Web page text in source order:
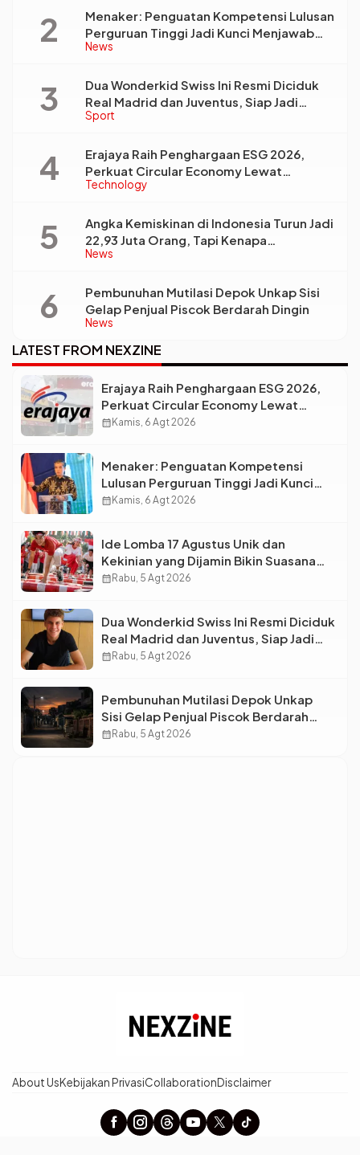
News
Menaker: Penguatan Kompetensi Lulusan
Perguruan Tinggi Jadi Kunci Menjawab
Kebutuhan Dunia Kerja
Sport
Dua Wonderkid Swiss Ini Resmi Diciduk
Real Madrid dan Juventus, Siap Jadi
Bintang Baru Eropa
Technology
Erajaya Raih Penghargaan ESG 2026,
Perkuat Circular Economy Lewat
Pengelolaan Limbah Berkelanjutan
News
Angka Kemiskinan di Indonesia Turun Jadi
22,93 Juta Orang, Tapi Kenapa
Ketimpangan Desa dan Kota Malah Makin
News
Pembunuhan Mutilasi Depok Unkap Sisi
Gelap Penjual Piscok Berdarah Dingin
LATEST FROM NEXZINE
Erajaya Raih Penghargaan ESG 2026,
Perkuat Circular Economy Lewat
Pengelolaan Limbah Berkelanjutan
calendar_monthKamis, 6 Agt 2026
Menaker: Penguatan Kompetensi
Lulusan Perguruan Tinggi Jadi Kunci
Menjawab Kebutuhan Dunia Kerja
calendar_monthKamis, 6 Agt 2026
Ide Lomba 17 Agustus Unik dan
Kekinian yang Dijamin Bikin Suasana
Makin Pecah
calendar_monthRabu, 5 Agt 2026
Dua Wonderkid Swiss Ini Resmi Diciduk
Real Madrid dan Juventus, Siap Jadi
Bintang Baru Eropa
calendar_monthRabu, 5 Agt 2026
Pembunuhan Mutilasi Depok Unkap
Sisi Gelap Penjual Piscok Berdarah
Dingin
calendar_monthRabu, 5 Agt 2026
About UsKebijakan PrivasiCollaborationDisclaimer